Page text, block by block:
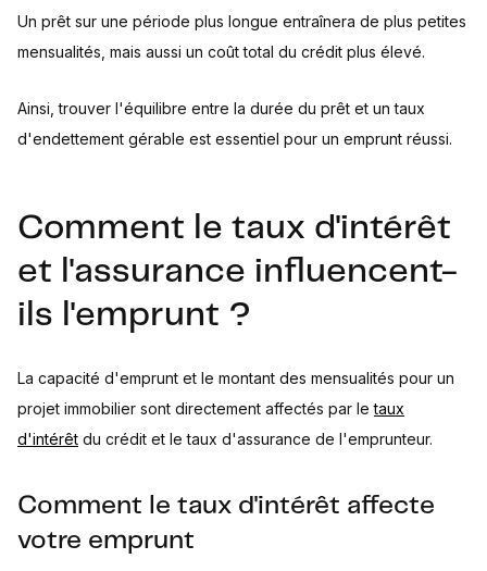
Un prêt sur une période plus longue entraînera de plus petites
mensualités, mais aussi un coût total du crédit plus élevé.
Ainsi, trouver l'équilibre entre la durée du prêt et un taux
d'endettement gérable est essentiel pour un emprunt réussi.
Comment le taux d'intérêt
et l'assurance influencent-
ils l'emprunt ?
La capacité d'emprunt et le montant des mensualités pour un
projet immobilier sont directement affectés par letaux
d'intérêt du crédit et le taux d'assurance de l'emprunteur.
Comment le taux d'intérêt affecte
votre emprunt